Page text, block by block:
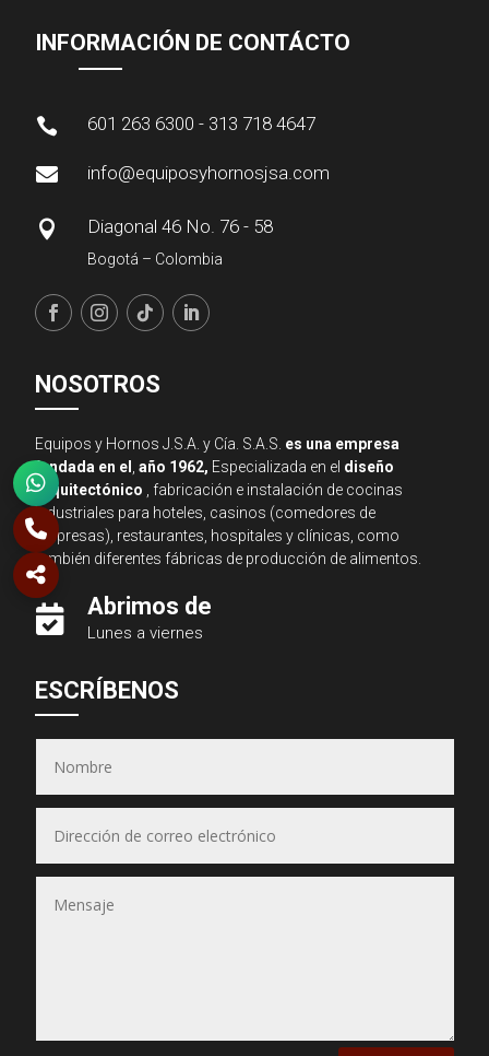
INFORMACIÓN DE CONTÁCTO
 601 263 6300 - 313 718 4647
 info@equiposyhornosjsa.com
 Diagonal 46 No. 76 - 58
Bogotá – Colombia
NOSOTROS
Equipos y Hornos J.S.A. y Cía. S.A.S. es una empresa
fundada en el ,año 1962, Especializada en el diseño
arquitectónico , fabricación e instalación de cocinas
industriales para hoteles, casinos (comedores de
empresas), restaurantes, hospitales y clínicas, como
también diferentes fábricas de producción de alimentos.
 Abrimos de
Lunes a viernes
ESCRÍBENOS
● En línea ahora
(Puedes seleccionar varios)